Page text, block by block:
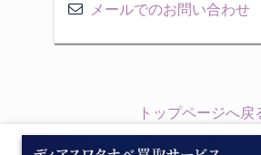
メールでのお問い合わせ
トップページへ戻